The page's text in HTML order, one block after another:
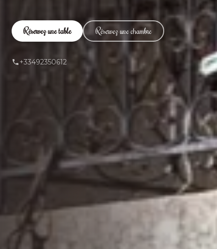
Réservez une table Réservez une chambre
+33492350612